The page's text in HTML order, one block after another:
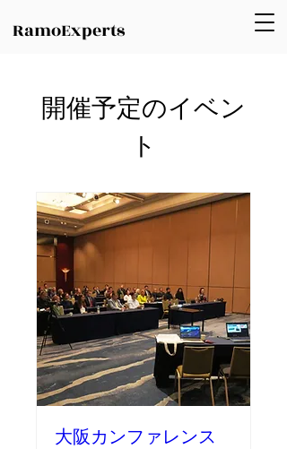
RamoExperts
開催予定のイベン
ト
大阪カンファレンス